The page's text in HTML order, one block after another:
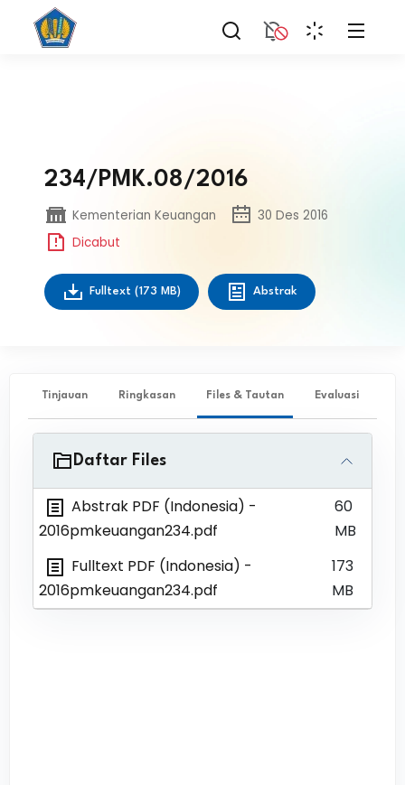
234/PMK.08/2016
Kementerian Keuangan
30 Des 2016
Dicabut
Fulltext (173 MB) Abstrak
Tinjauan Ringkasan Files & Tautan Evaluasi
Daftar Files
Abstrak PDF (Indonesia) -
2016pmkeuangan234.pdf
60
MB
Fulltext PDF (Indonesia) -
2016pmkeuangan234.pdf
173
MB